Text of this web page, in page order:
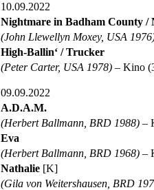
10.09.2022
Nightmare in Badham County /
(John Llewellyn Moxey, USA
High-Ballin‘ / Trucker
(Peter Carter, USA 1978) – Kino
09.09.2022
A.D.A.M.
(Herbert Ballmann, BRD 1988) –
Eva
(Herbert Ballmann, BRD 1968) –
Nathalie [K]
(Gila von Weitershausen, BRD